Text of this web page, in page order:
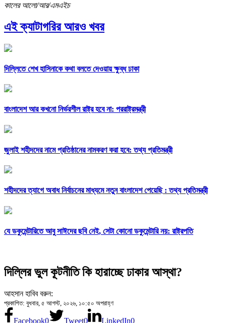
কালের আলো/আর/এমএইচ
এই ক্যাটাগরির আরও খবর
দিল্লিতে শেখ হাসিনাকে কথা বলতে দেওয়ায় ক্ষুব্ধ ঢাকা
বাংলাদেশ আর কখনো নির্ভরশীল রাষ্ট্র হবে না: পররাষ্ট্রমন্ত্রী
জুলাই শহীদদের নামে প্রতিষ্ঠানের নামকরণ করা হবে: তথ্য প্রতিমন্ত্রী
শহীদদের ত্যাগে অবাধ নির্বাচনের মাধ্যমে নতুন বাংলাদেশ পেয়েছি : তথ্য প্রতিমন্ত্রী
যে ডকুমেন্টারিতে আবু সাঈদের ছবি নেই, সেটা কোনো ডকুমেন্টারি নয়: রাষ্ট্রপতি
দিল্লির ভুল কূটনীতি কি হারাচ্ছে ঢাকার আস্থা?
আহসান হাবিব বরুন:
প্রকাশিত: বুধবার, ৫ আগস্ট, ২০২৬, ১০:৫০ অপরাহ্ণ
Facebook0 Tweet0 LinkedIn0